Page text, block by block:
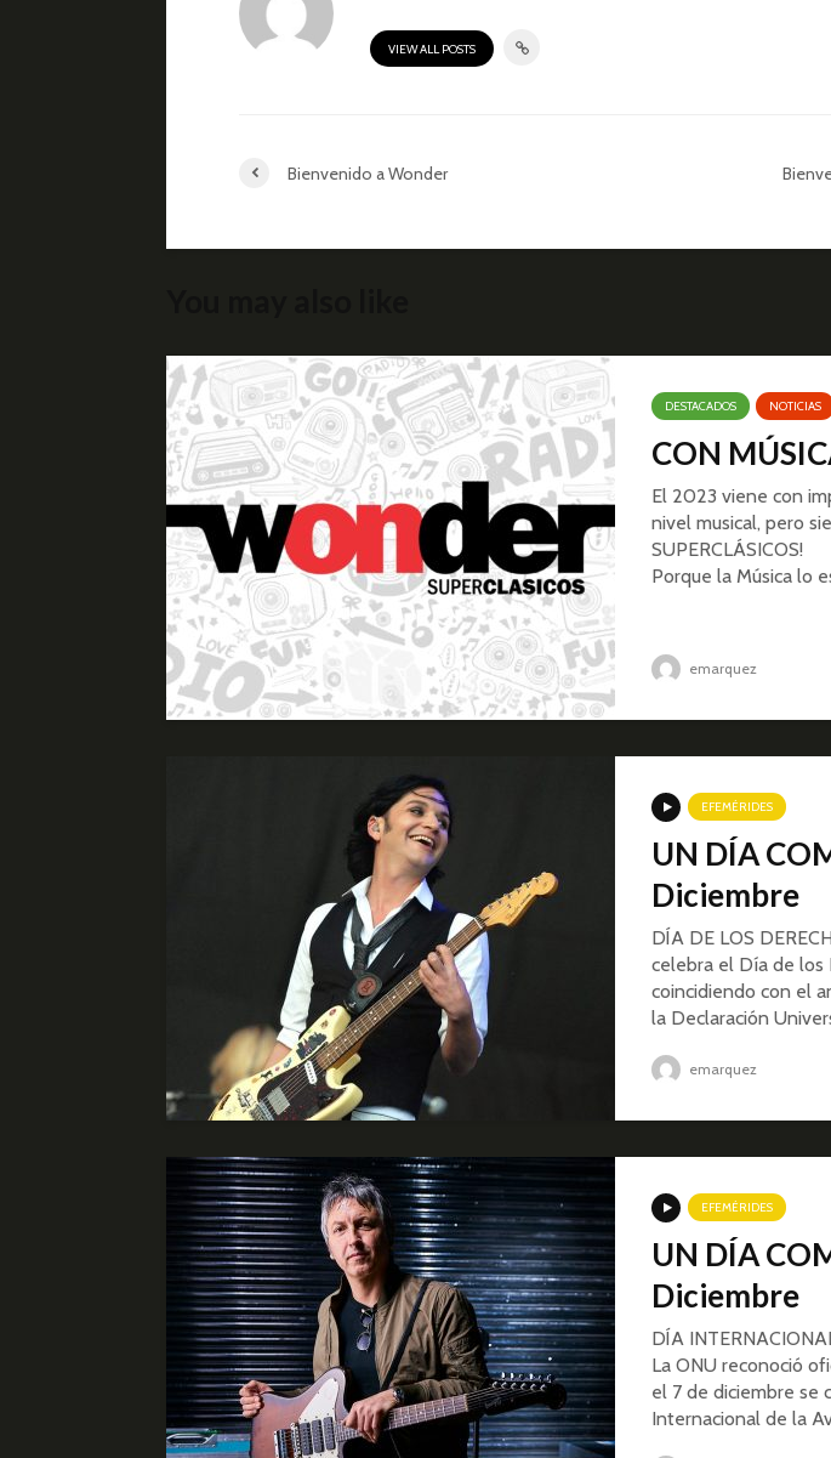
VIEW ALL POSTS
Bienvenido a Wonder
DESTACADOS NOTICIAS
CON
El 2023 viene con
nivel musical, pero
SUPERCLÁSICOS!
Porque la Música lo
emarquez
EFEMÉRIDES
UN DÍA
Diciembre
DÍA DE LOS
celebra el Día de los
coincidiendo con el
la Declaración
emarquez
EFEMÉRIDES
UN DÍA
Diciembre
DÍA
La ONU reconoció
el 7 de diciembre se
Internacional de la